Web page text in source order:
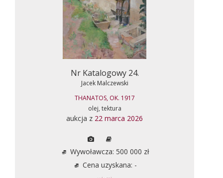
Nr Katalogowy 24.
Jacek Malczewski
THANATOS, OK. 1917
olej, tektura
aukcja z 22 marca 2026
Wywoławcza: 500 000 zł
Cena uzyskana: -